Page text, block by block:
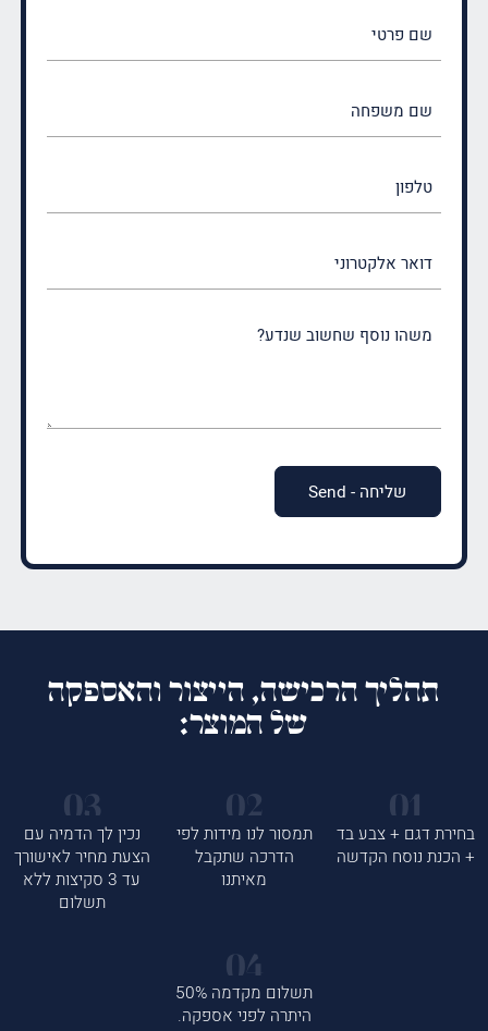
(חובה)
(חובה)
תהליך הרכישה, הייצור והאספקה
של המוצר:
בחירת דגם + צבע בד
+ הכנת נוסח הקדשה
תמסור לנו מידות לפי
הדרכה שתקבל
מאיתנו
נכין לך הדמיה עם
הצעת מחיר לאישורך
עד 3 סקיצות ללא
תשלום
תשלום מקדמה 50%
היתרה לפני אספקה.